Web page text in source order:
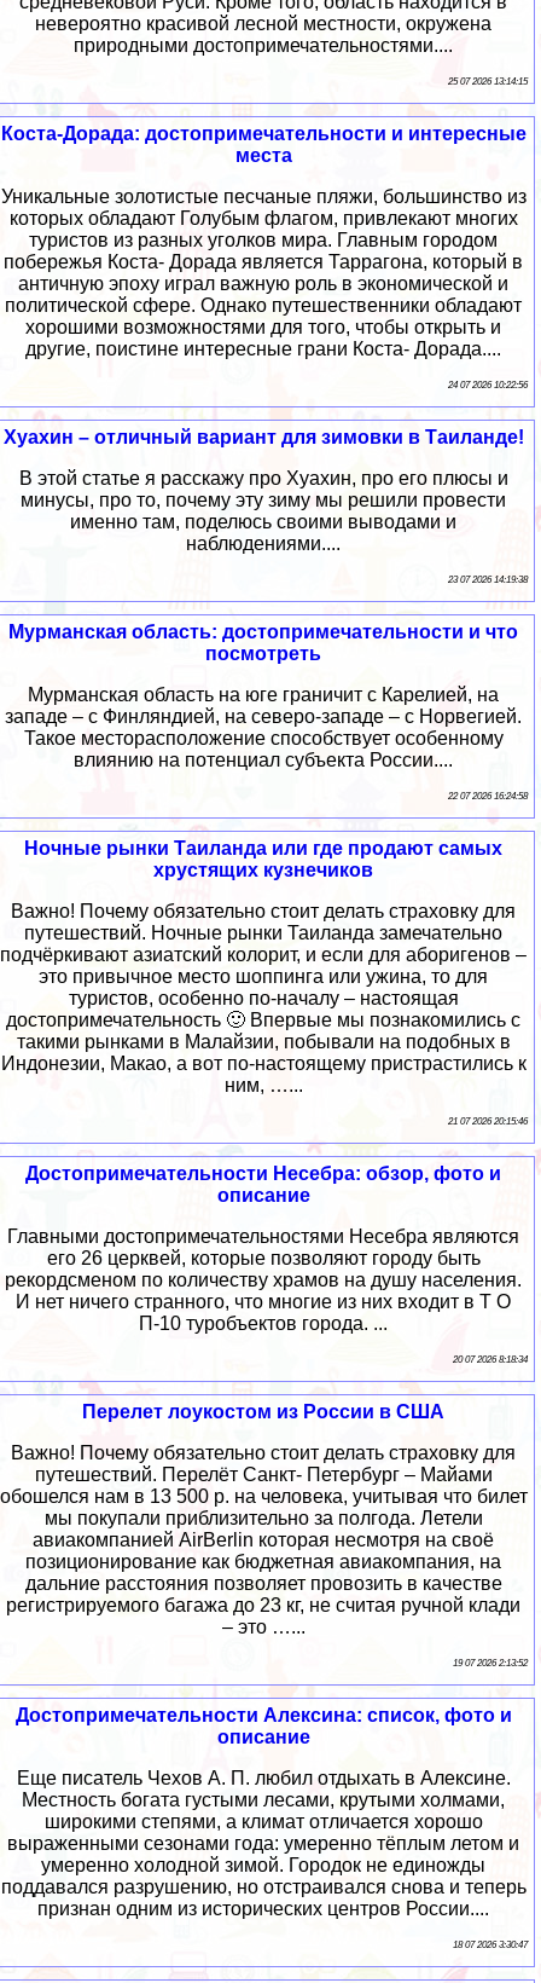
невероятно красивой лесной местности, окружена
природными достопримечательностями....
25 07 2026 13:14:15
Коста-Дорада: достопримечательности и интересные
места
Уникальные золотистые песчаные пляжи, большинство из
которых обладают Голубым флагом, привлекают многих
туристов из разных уголков мира. Главным городом
побережья Коста- Дорада является Таррагона, который в
античную эпоху играл важную роль в экономической и
политической сфере. Однако путешественники обладают
хорошими возможностями для того, чтобы открыть и
другие, поистине интересные грани Коста- Дорада....
24 07 2026 10:22:56
Хуахин – отличный вариант для зимовки в Таиланде!
В этой статье я расскажу про Хуахин, про его плюсы и
минусы, про то, почему эту зиму мы решили провести
именно там, поделюсь своими выводами и
наблюдениями....
23 07 2026 14:19:38
Мурманская область: достопримечательности и что
посмотреть
Мурманская область на юге граничит с Карелией, на
западе – с Финляндией, на северо-западе – с Норвегией.
Такое месторасположение способствует особенному
влиянию на потенциал субъекта России....
22 07 2026 16:24:58
Ночные рынки Таиланда или где продают самых
хрустящих кузнечиков
Важно! Почему обязательно стоит делать страховку для
путешествий. Ночные рынки Таиланда замечательно
подчёркивают азиатский колорит, и если для аборигенов –
это привычное место шоппинга или ужина, то для
туристов, особенно по-началу – настоящая
достопримечательность 🙂 Впервые мы познакомились с
такими рынками в Малайзии, побывали на подобных в
Индонезии, Макао, а вот по-настоящему пристрастились к
ним, …...
21 07 2026 20:15:46
Достопримечательности Несебра: обзор, фото и
описание
Главными достопримечательностями Несебра являются
его 26 церквей, которые позволяют городу быть
рекордсменом по количеству храмов на душу населения.
И нет ничего странного, что многие из них входит в Т О
П-10 туробъектов города. ...
20 07 2026 8:18:34
Перелет лоукостом из России в США
Важно! Почему обязательно стоит делать страховку для
путешествий. Перелёт Санкт- Петербург – Майами
обошелся нам в 13 500 р. на человека, учитывая что билет
мы покупали приблизительно за полгода. Летели
авиакомпанией AirBerlin которая несмотря на своё
позиционирование как бюджетная авиакомпания, на
дальние расстояния позволяет провозить в качестве
регистрируемого багажа до 23 кг, не считая ручной клади
– это …...
19 07 2026 2:13:52
Достопримечательности Алексина: список, фото и
описание
Еще писатель Чехов А. П. любил отдыхать в Алексине.
Местность богата густыми лесами, крутыми холмами,
широкими степями, а климат отличается хорошо
выраженными сезонами года: умеренно тёплым летом и
умеренно холодной зимой. Городок не единожды
поддавался разрушению, но отстраивался снова и теперь
признан одним из исторических центров России....
18 07 2026 3:30:47